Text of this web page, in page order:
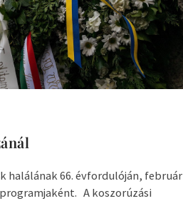
halálának 66. évfordulóján, február
A koszorúzási